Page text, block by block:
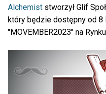
Alchemist stworzył Glif
który będzie dostępny od 8
"MOVEMBER2023" na